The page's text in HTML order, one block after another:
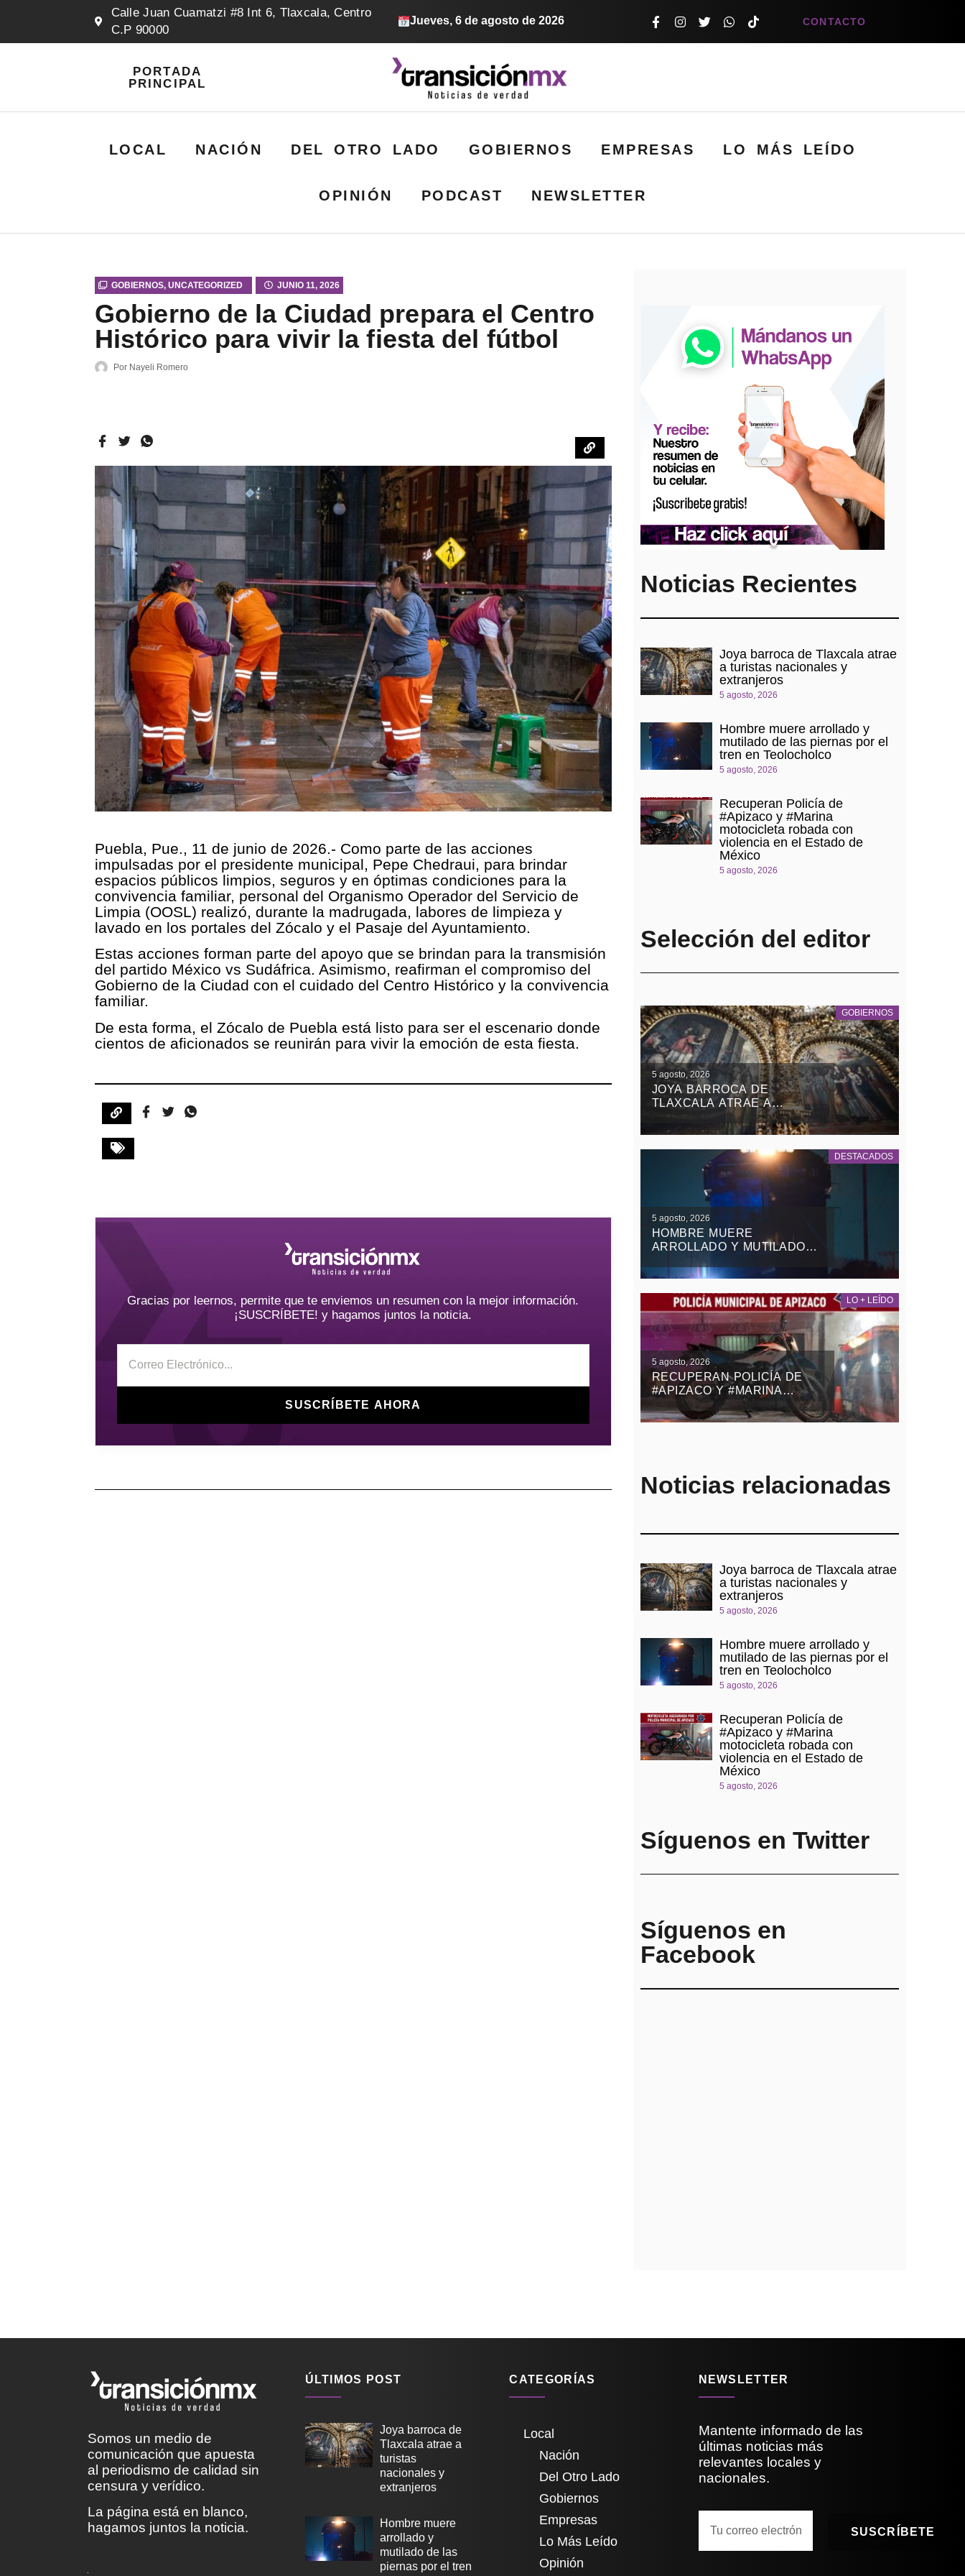
Calle Juan Cuamatzi #8 Int 6, Tlaxcala, Centro
C.P 90000
Jueves, 6 de agosto de 2026 CONTACTO
PORTADA
PRINCIPAL
LOCAL NACIÓN DEL OTRO LADO GOBIERNOS EMPRESAS LO MÁS LEÍDO
OPINIÓN PODCAST NEWSLETTER
GOBIERNOS, UNCATEGORIZED JUNIO 11, 2026
Gobierno de la Ciudad prepara el Centro
Histórico para vivir la fiesta del fútbol
Por Nayeli Romero
Puebla, Pue., 11 de junio de 2026.- Como parte de las acciones
impulsadas por el presidente municipal, Pepe Chedraui, para brindar
espacios públicos limpios, seguros y en óptimas condiciones para la
convivencia familiar, personal del Organismo Operador del Servicio de
Limpia (OOSL) realizó, durante la madrugada, labores de limpieza y
lavado en los portales del Zócalo y el Pasaje del Ayuntamiento.
Estas acciones forman parte del apoyo que se brindan para la transmisión
del partido México vs Sudáfrica. Asimismo, reafirman el compromiso del
Gobierno de la Ciudad con el cuidado del Centro Histórico y la convivencia
familiar.
De esta forma, el Zócalo de Puebla está listo para ser el escenario donde
cientos de aficionados se reunirán para vivir la emoción de esta fiesta.
Gracias por leernos, permite que te enviemos un resumen con la mejor información.
¡SUSCRÍBETE! y hagamos juntos la noticia.
SUSCRÍBETE AHORA
Noticias Recientes
Joya barroca de Tlaxcala atrae
a turistas nacionales y
extranjeros
5 agosto, 2026
Hombre muere arrollado y
mutilado de las piernas por el
tren en Teolocholco
5 agosto, 2026
Recuperan Policía de
#Apizaco y #Marina
motocicleta robada con
violencia en el Estado de
México
5 agosto, 2026
Selección del editor
GOBIERNOS
5 agosto, 2026
JOYA BARROCA DE
TLAXCALA ATRAE A
TURISTAS NACIONALES Y
EXTRANJEROS
DESTACADOS
5 agosto, 2026
HOMBRE MUERE
ARROLLADO Y MUTILADO
TREN EN TEOLOCHOLCO
LO + LEÍDO
5 agosto, 2026
RECUPERAN POLICÍA DE
#APIZACO Y #MARINA
MOTOCICLETA ROBADA
CON VIOLENCIA EN EL
Noticias relacionadas
Joya barroca de Tlaxcala atrae
a turistas nacionales y
extranjeros
5 agosto, 2026
Hombre muere arrollado y
mutilado de las piernas por el
tren en Teolocholco
5 agosto, 2026
Recuperan Policía de
#Apizaco y #Marina
motocicleta robada con
violencia en el Estado de
México
5 agosto, 2026
Síguenos en Twitter
Síguenos en
Facebook
Somos un medio de
comunicación que apuesta
al periodismo de calidad sin
censura y verídico.
La página está en blanco,
hagamos juntos la noticia.
ÚLTIMOS POST
Joya barroca de
Tlaxcala atrae a
turistas
nacionales y
extranjeros
Hombre muere
arrollado y
mutilado de las
piernas por el tren
CATEGORÍAS
Local
Nación
Del Otro Lado
Gobiernos
Empresas
Lo Más Leído
Opinión
NEWSLETTER
Mantente informado de las
últimas noticias más
relevantes locales y
nacionales.
SUSCRÍBETE